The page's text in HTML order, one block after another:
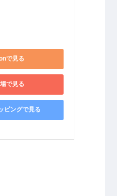
で見る
で見る
ピングで見る